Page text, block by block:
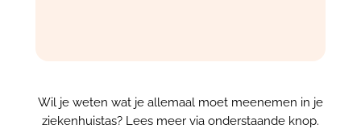
Wil je weten wat je allemaal moet meenemen in je
ziekenhuistas? Lees meer via onderstaande knop.